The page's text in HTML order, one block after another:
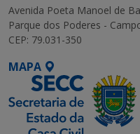
Avenida Poeta Manoel de
Parque dos Poderes -
CEP: 79.031-350
MAPA